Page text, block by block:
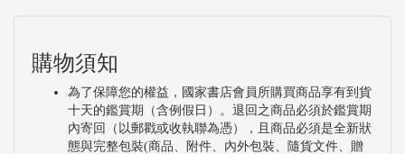
購物須知
為了保障您的權益，國家書店會員所購買商品享有到貨
十天的鑑賞期（含例假日）。退回之商品必須於鑑賞期
內寄回（以郵戳或收執聯為憑），且商品必須是全新狀
態與完整包裝(商品、附件、內外包裝、隨貨文件、贈